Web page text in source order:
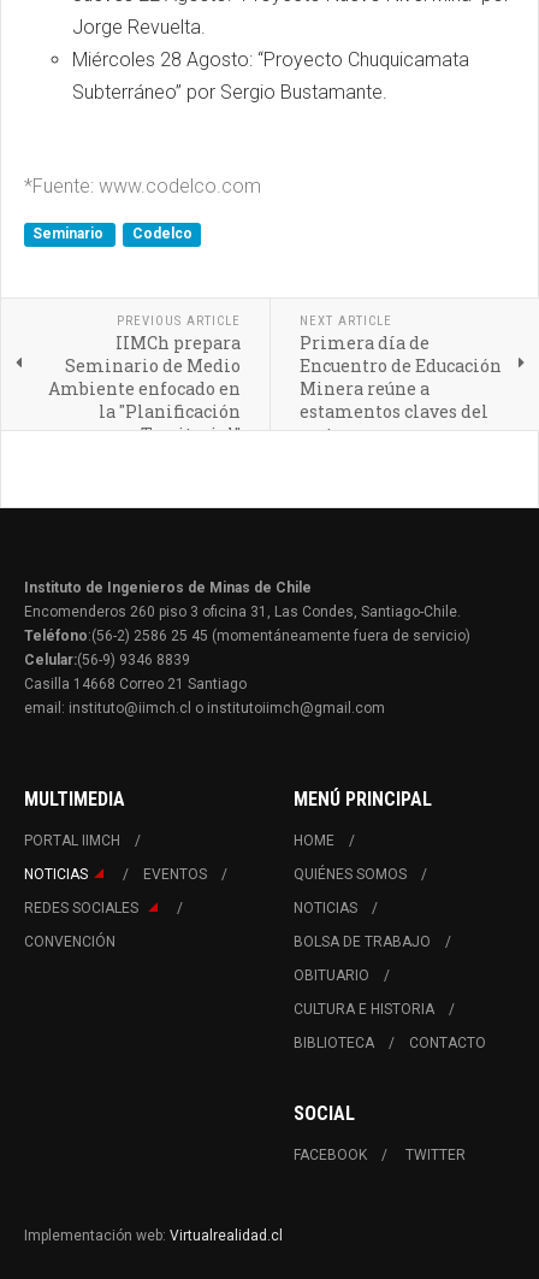
Jorge Revuelta.
Miércoles 28 Agosto: “Proyecto Chuquicamata
Subterráneo” por Sergio Bustamante.
*Fuente: www.codelco.com
Seminario Codelco
PREVIOUS ARTICLE
IIMCh prepara
Seminario de Medio
Ambiente enfocado en
la "Planificación
Territorial"
NEXT ARTICLE
Primera día de
Encuentro de Educación
Minera reúne a
estamentos claves del
sector
Instituto de Ingenieros de Minas de Chile
Encomenderos 260 piso 3 oficina 31, Las Condes, Santiago-Chile.
Teléfono:(56-2) 2586 25 45 (momentáneamente fuera de servicio)
Celular:(56-9) 9346 8839
Casilla 14668 Correo 21 Santiago
email: instituto@iimch.cl o institutoiimch@gmail.com
MULTIMEDIA
PORTAL IIMCH
NOTICIAS
EVENTOS
REDES SOCIALES
CONVENCIÓN
MENÚ PRINCIPAL
HOME
QUIÉNES SOMOS
NOTICIAS
BOLSA DE TRABAJO
OBITUARIO
CULTURA E HISTORIA
BIBLIOTECA
CONTACTO
SOCIAL
FACEBOOK TWITTER
Implementación web: Virtualrealidad.cl